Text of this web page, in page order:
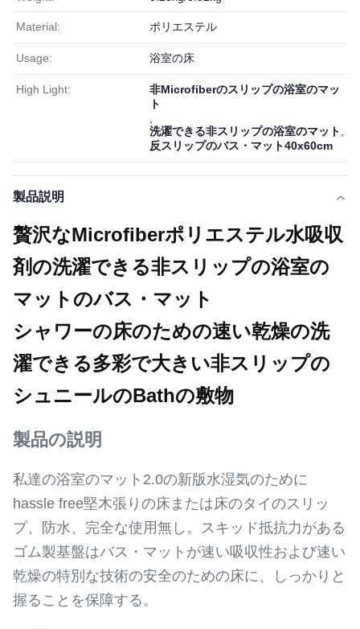
Material: ポリエステル
Usage: 浴室の床
High Light:
非Microfiberのスリップの浴室のマッ
ト
洗濯できる非スリップの浴室のマット
反スリップのバス・マット40x60cm
製品説明
贅沢なMicrofiberポリエステル水吸収
剤の洗濯できる非スリップの浴室の
マットのバス・マット
シャワーの床のための速い乾燥の洗
濯できる多彩で大きい非スリップの
シュニールのBathの敷物
製品の説明
私達の浴室のマット2.0の新版水湿気のために
hassle free堅木張りの床または床のタイのスリッ
プ、防水、完全な使用無し。スキッド抵抗力がある
ゴム製基盤はバス・マットが速い吸収性および速い
乾燥の特別な技術の安全のための床に、しっかりと
握ることを保障する。